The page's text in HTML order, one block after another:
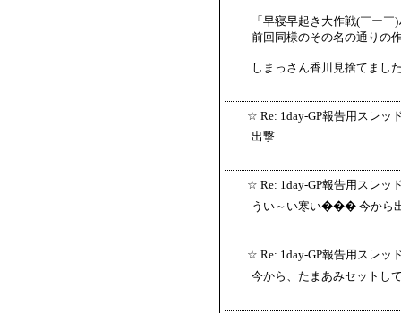
「早寝早起き大作戦(￣ー￣
前回同様のその名の通りの
しまっさん香川見捨てまし
☆ Re: 1day-GP報告用スレッ
出撃
☆ Re: 1day-GP報告用スレッ
うい～い寒い��� 今から
☆ Re: 1day-GP報告用スレッ
今から、たまあみセットし